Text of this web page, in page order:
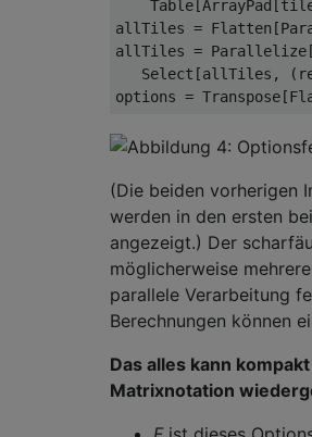
allTiles =
allTiles = Parallelize[
Select[allTiles,
options =
(Die beiden vorherigen
werden in den ersten
angezeigt.) Der
möglicherweise
parallele Verarbeitung
Berechnungen können
Das alles kann
Matrixnotation